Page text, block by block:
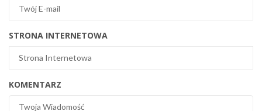
STRONA INTERNETOWA
KOMENTARZ